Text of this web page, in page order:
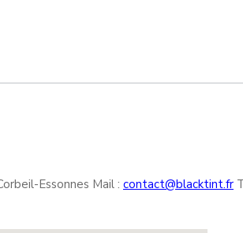
Essonnes Mail : contact@blacktint.fr